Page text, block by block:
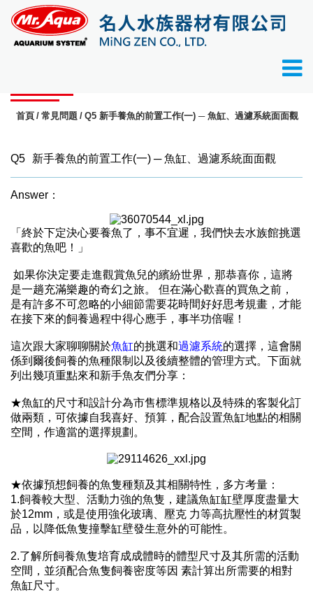
首頁 常見問題 Q5 新手養魚的前置工作(一) ─ 魚缸、過濾系統面面觀
Q5 新手養魚的前置工作(一) ─ 魚缸、過濾系統面面觀
Answer：
「終於下定決心要養魚了，事不宜遲，我們快去水族館挑選
喜歡的魚吧！」
如果你決定要走進觀賞魚兒的繽紛世界，那恭喜你，這將
是一趟充滿樂趣的奇幻之旅。
但在滿心歡喜的買魚之前，
是有許多不可忽略的小細節需要花時間好好思考規畫，才能
在接下來的飼養過程中得心應手，事半功倍喔！
這次跟大家聊聊關於魚缸的挑選和過濾系統的選擇，這會關
係到爾後飼養的魚種限制以及後續整體的管理方式。下面就
列出幾項重點來和新手魚友們分享：
★魚缸的尺寸和設計分為市售標準規格以及特殊的客製化訂
做兩類，可依據自我喜好、預算，配合設置魚缸地點的相關
空間，作適當的選擇規劃。
★依據預想飼養的魚隻種類及其相關特性，多方考量：
1.飼養較大型、活動力強的魚隻，建議魚缸缸壁厚度盡量大
於12mm ，或是使用強化玻璃、壓克 力等高抗壓性的材質製
品，以降低魚隻撞擊缸壁發生意外的可能性。
2.了解所飼養魚隻培育成成體時的體型尺寸及其所需的活動
空間，並須配合魚隻飼養密度等因 素計算出所需要的相對
魚缸尺寸。